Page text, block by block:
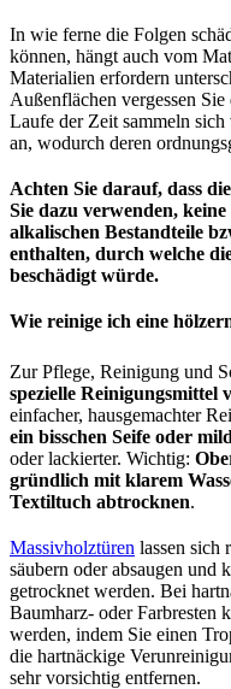
In wie ferne die Folgen
können, hängt auch vom
Materialien erfordern
Außenflächen vergessen
Laufe der Zeit sammeln sich
an, wodurch deren
Achten Sie darauf, dass
Sie dazu verwenden,
alkalischen Bestandteile
enthalten, durch welche
beschädigt würde.
Wie reinige ich eine
Zur Pflege, Reinigung und
spezielle Reinigungsmittel
einfacher, hausgemachter
ein bisschen Seife oder
oder lackierter. Wichtig:
gründlich mit klarem
Textiltuch abtrocknen.
Massivholztüren lassen sich
säubern oder absaugen und
getrocknet werden. Bei
Baumharz- oder Farbresten
werden, indem Sie einen
die hartnäckige
sehr vorsichtig entfernen.